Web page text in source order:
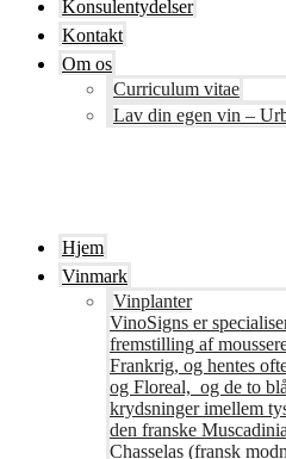
Konsulentydelser
Kontakt
Om os
Curriculum vitae
Lav din egen vin –
Hjem
Vinmark
Vinplanter
VinoSigns er
fremstilling af
Frankrig, og hentes
og Floreal, og de to
krydsninger imellem
den franske
Chasselas (fransk